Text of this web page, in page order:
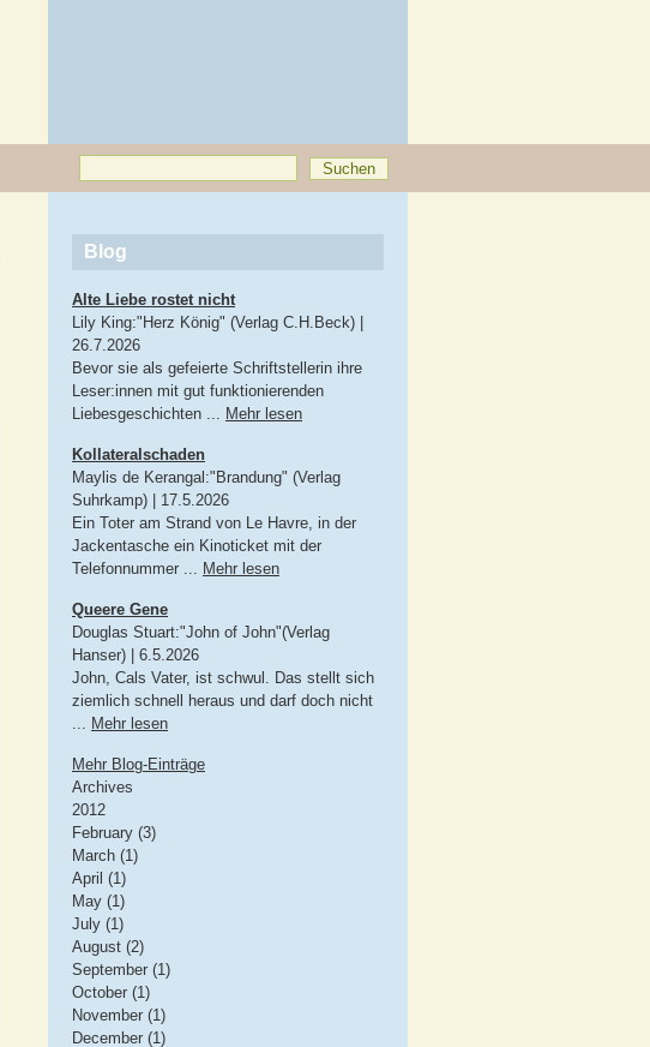
Blog
Alte Liebe rostet nicht
Lily King:"Herz König" (Verlag C.H.Beck)
26.7.2026
Bevor sie als gefeierte Schriftstellerin ihre
Leser:innen mit gut funktionierenden
Liebesgeschichten ... Mehr lesen
Kollateralschaden
Maylis de Kerangal:"Brandung" (Verlag
Suhrkamp)
17.5.2026
Ein Toter am Strand von Le Havre, in der
Jackentasche ein Kinoticket mit der
Telefonnummer ... Mehr lesen
Queere Gene
Douglas Stuart:"John of John"(Verlag
Hanser)
6.5.2026
John, Cals Vater, ist schwul. Das stellt sich
ziemlich schnell heraus und darf doch nicht
... Mehr lesen
Mehr Blog-Einträge
Archives
2012
February (3)
March (1)
April (1)
May (1)
July (1)
August (2)
September (1)
October (1)
November (1)
December (1)